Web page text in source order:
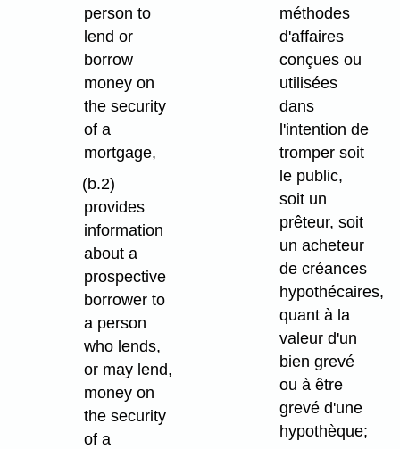
person to
lend or
borrow
money on
the security
of a
mortgage,
(b.2)
provides
information
about a
prospective
borrower to
a person
who lends,
or may lend,
money on
the security
of a
méthodes
d'affaires
conçues ou
utilisées
dans
l'intention de
tromper soit
le public,
soit un
prêteur, soit
un acheteur
de créances
hypothécaires,
quant à la
valeur d'un
bien grevé
ou à être
grevé d'une
hypothèque;